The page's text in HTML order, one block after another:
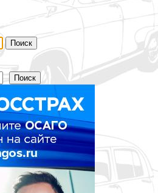
Поиск